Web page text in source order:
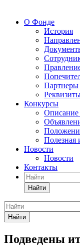
О Фонде
История
Партнеры
Конкурсы
Описание
Полезная
Новости
Новости
Контакты
Найти
Найти
Подведены